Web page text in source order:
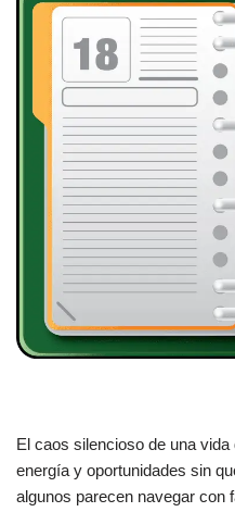
El caos silencioso de una
energía y oportunidades sin
algunos parecen navegar con